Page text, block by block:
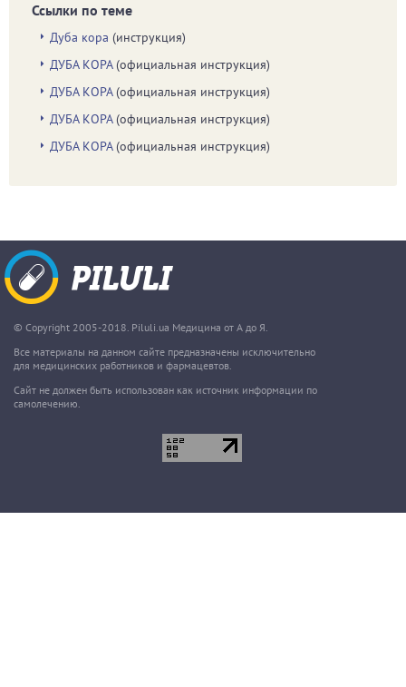
Ссылки по теме
Дуба кора (инструкция)
ДУБА КОРА(официальная инструкция)
ДУБА КОРА(официальная инструкция)
ДУБА КОРА(официальная инструкция)
ДУБА КОРА(официальная инструкция)
© Copyright 2005-2018. Piluli.ua Медицина от А до Я.
Все материалы на данном сайте предназначены исключительно
для медицинских работников и фармацевтов.
Сайт не должен быть использован как источник информации по
самолечению.